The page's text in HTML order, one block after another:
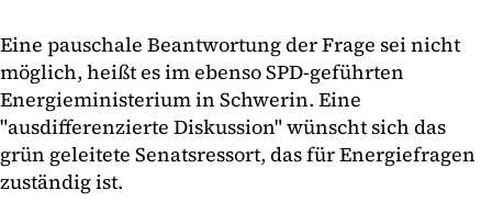
Eine pauschale Beantwortung der Frage sei nicht
möglich, heißt es im ebenso SPD-geführten
Energieministerium in Schwerin. Eine
"ausdifferenzierte Diskussion" wünscht sich das
grün geleitete Senatsressort, das für Energiefragen
zuständig ist.